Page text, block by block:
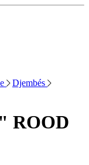
Djembés
ROOD